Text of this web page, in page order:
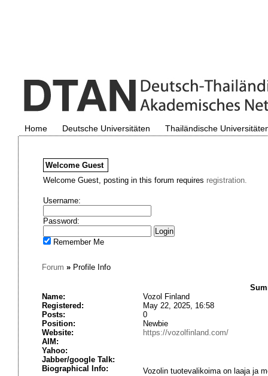
Home Deutsche Universitäten Thailändische
Welcome Guest
Welcome Guest, posting in this forum requires registration.
Username:
Password:
Remember Me
Forum »Profile Info
Name:
Vozol Finland
Registered:
May 22, 2025, 16:58
Posts:
0
Position:
Newbie
Website:
https://vozolfinland.com/
AIM:
Yahoo:
Jabber/google Talk:
Biographical Info:
Vozolin tuotevalikoima on laaja ja